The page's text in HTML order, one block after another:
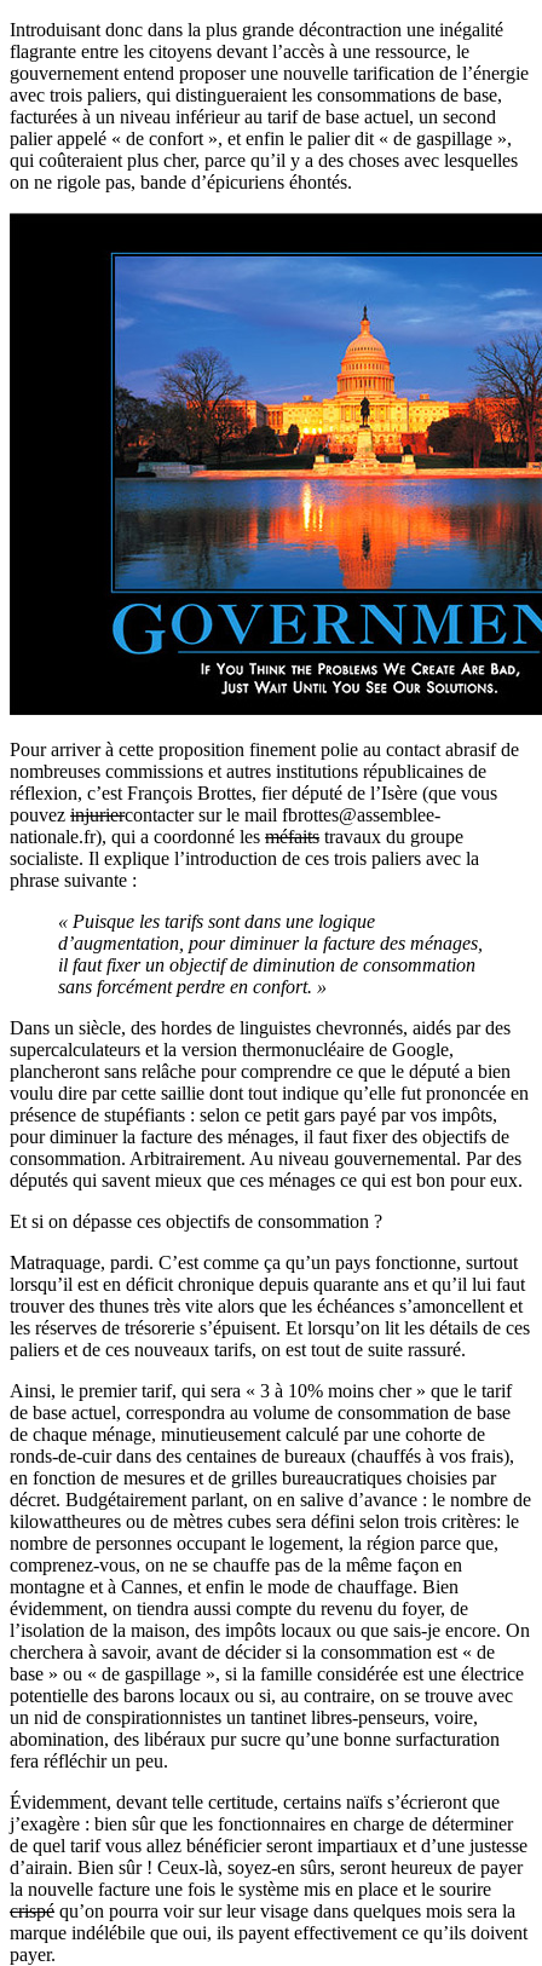
Introduisant donc dans la plus grande décontraction une inégalité
flagrante entre les citoyens devant l’accès à une ressource, le
gouvernement entend proposer une nouvelle tarification de l’énergie
avec trois paliers, qui distingueraient les consommations de base,
facturées à un niveau inférieur au tarif de base actuel, un second
palier appelé « de confort », et enfin le palier dit « de gaspillage »,
qui coûteraient plus cher, parce qu’il y a des choses avec lesquelles
on ne rigole pas, bande d’épicuriens éhontés.
Pour arriver à cette proposition finement polie au contact abrasif de
nombreuses commissions et autres institutions républicaines de
réflexion, c’est François Brottes, fier député de l’Isère (que vous
pouvez injuriercontacter sur le mail fbrottes@assemblee-
nationale.fr), qui a coordonné les méfaits travaux du groupe
socialiste. Il explique l’introduction de ces trois paliers avec la
phrase suivante :
« Puisque les tarifs sont dans une logique
d’augmentation, pour diminuer la facture des ménages,
il faut fixer un objectif de diminution de consommation
sans forcément perdre en confort. »
Dans un siècle, des hordes de linguistes chevronnés, aidés par des
supercalculateurs et la version thermonucléaire de Google,
plancheront sans relâche pour comprendre ce que le député a bien
voulu dire par cette saillie dont tout indique qu’elle fut prononcée en
présence de stupéfiants : selon ce petit gars payé par vos impôts,
pour diminuer la facture des ménages, il faut fixer des objectifs de
consommation. Arbitrairement. Au niveau gouvernemental. Par des
députés qui savent mieux que ces ménages ce qui est bon pour eux.
Et si on dépasse ces objectifs de consommation ?
Matraquage, pardi. C’est comme ça qu’un pays fonctionne, surtout
lorsqu’il est en déficit chronique depuis quarante ans et qu’il lui faut
trouver des thunes très vite alors que les échéances s’amoncellent et
les réserves de trésorerie s’épuisent. Et lorsqu’on lit les détails de ces
paliers et de ces nouveaux tarifs, on est tout de suite rassuré.
Ainsi, le premier tarif, qui sera « 3 à 10% moins cher » que le tarif
de base actuel, correspondra au volume de consommation de base
de chaque ménage, minutieusement calculé par une cohorte de
ronds-de-cuir dans des centaines de bureaux (chauffés à vos frais),
en fonction de mesures et de grilles bureaucratiques choisies par
décret. Budgétairement parlant, on en salive d’avance : le nombre de
kilowattheures ou de mètres cubes sera défini selon trois critères: le
nombre de personnes occupant le logement, la région parce que,
comprenez-vous, on ne se chauffe pas de la même façon en
montagne et à Cannes, et enfin le mode de chauffage. Bien
évidemment, on tiendra aussi compte du revenu du foyer, de
l’isolation de la maison, des impôts locaux ou que sais-je encore. On
cherchera à savoir, avant de décider si la consommation est « de
base » ou « de gaspillage », si la famille considérée est une électrice
potentielle des barons locaux ou si, au contraire, on se trouve avec
un nid de conspirationnistes un tantinet libres-penseurs, voire,
abomination, des libéraux pur sucre qu’une bonne surfacturation
fera réfléchir un peu.
Évidemment, devant telle certitude, certains naïfs s’écrieront que
j’exagère : bien sûr que les fonctionnaires en charge de déterminer
de quel tarif vous allez bénéficier seront impartiaux et d’une justesse
d’airain. Bien sûr ! Ceux-là, soyez-en sûrs, seront heureux de payer
la nouvelle facture une fois le système mis en place et le sourire
crispé qu’on pourra voir sur leur visage dans quelques mois sera la
marque indélébile que oui, ils payent effectivement ce qu’ils doivent
payer.